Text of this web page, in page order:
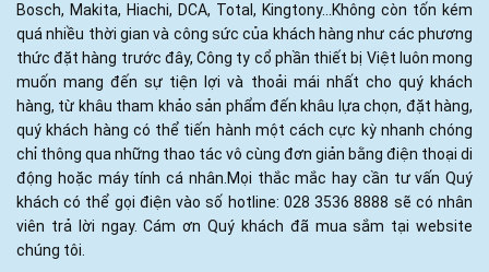
Bosch, Makita, Hiachi, DCA, Total, Kingtony...Không còn tốn kém
quá nhiều thời gian và công sức của khách hàng như các phương
thức đặt hàng trước đây, Công ty cổ phần thiết bị Việt luôn mong
muốn mang đến sự tiện lợi và thoải mái nhất cho quý khách
hàng, từ khâu tham khảo sản phẩm đến khâu lựa chọn, đặt hàng,
quý khách hàng có thể tiến hành một cách cực kỳ nhanh chóng
chỉ thông qua những thao tác vô cùng đơn giản bằng điện thoại di
động hoặc máy tính cá nhân.Mọi thắc mắc hay cần tư vấn Quý
khách có thể gọi điện vào số hotline: 028 3536 8888 sẽ có nhân
viên trả lời ngay. Cám ơn Quý khách đã mua sắm tại website
chúng tôi.